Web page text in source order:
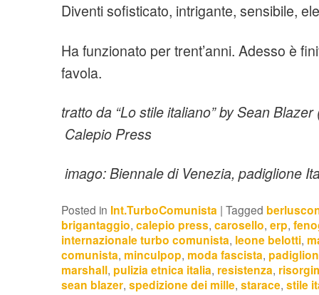
Diventi sofisticato, intrigante, sensibile,
Ha funzionato per trent’anni. Adesso è
favola.
tratto da “Lo stile italiano” by Sean
Calepio Press
imago: Biennale di Venezia, padiglione
Posted in Int.TurboComunista | Tagged
brigantaggio, calepio press, carosello, erp,
internazionale turbo comunista, leone belotti,
comunista, minculpop, moda fascista,
marshall, pulizia etnica italia, resistenza,
sean blazer, spedizione dei mille, starace, stile